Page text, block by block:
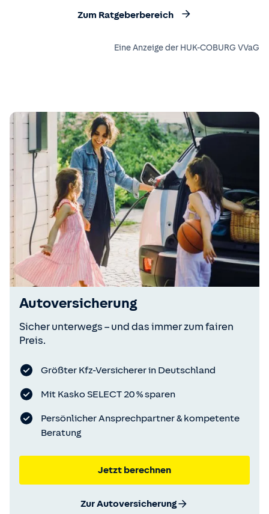
Zum Ratgeberbereich
Eine Anzeige der HUK-COBURG VVaG
Autoversicherung
Sicher unterwegs – und das immer zum fairen
Preis.
Größter Kfz-Versicherer in Deutschland
Mit Kasko SELECT 20 % sparen
Persönlicher Ansprechpartner & kompetente
Beratung
Jetzt berechnen
Zur Autoversicherung